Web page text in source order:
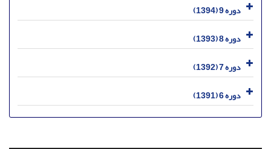
دوره 9 (1394)
دوره 8 (1393)
دوره 7 (1392)
دوره 6 (1391)